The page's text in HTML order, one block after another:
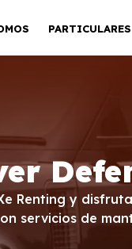
PARTICULARES
Renting y
servicios de